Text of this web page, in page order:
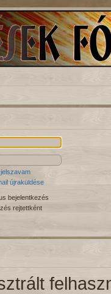
újraküldése
bejelentkezés
rejtettként